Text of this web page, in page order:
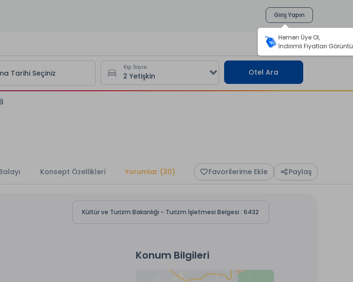
Giriş Yapın
Tarihi Seçiniz
Kişi Sayısı
Otel Ara
Konsept Özellikleri Yorumlar (30) Favorilerime Ekle Paylaş
Kültür ve Turizm Bakanlığı - Turizm İşletmesi Belgesi : 6432
Konum Bilgileri
Hemen Üye Ol,
İndirimli Fiyatları